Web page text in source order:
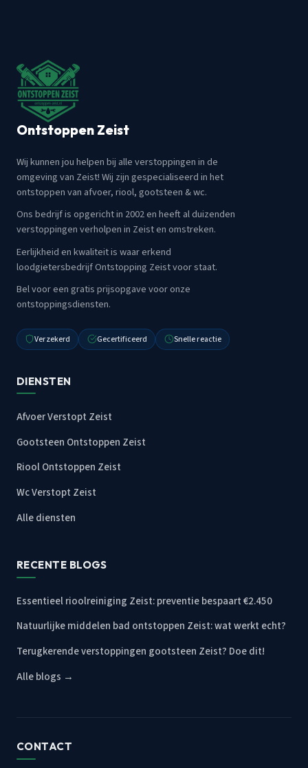
Ontstoppen Zeist
Wij kunnen jou helpen bij alle verstoppingen in de
omgeving van Zeist! Wij zijn gespecialiseerd in het
ontstoppen van afvoer, riool, gootsteen & wc.
Ons bedrijf is opgericht in 2002 en heeft al duizenden
verstoppingen verholpen in Zeist en omstreken.
Eerlijkheid en kwaliteit is waar erkend
loodgietersbedrijf Ontstopping Zeist voor staat.
Bel voor een gratis prijsopgave voor onze
ontstoppingsdiensten.
Verzekerd Gecertificeerd Snelle reactie
DIENSTEN
Afvoer Verstopt Zeist
Gootsteen Ontstoppen Zeist
Riool Ontstoppen Zeist
Wc Verstopt Zeist
Alle diensten
RECENTE BLOGS
Essentieel rioolreiniging Zeist: preventie bespaart €2.450
Natuurlijke middelen bad ontstoppen Zeist: wat werkt echt?
Terugkerende verstoppingen gootsteen Zeist? Doe dit!
Alle blogs →
CONTACT